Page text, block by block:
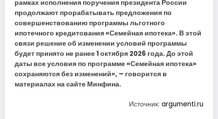
рамках исполнения поручения президента России
продолжают прорабатывать предложения по
совершенствованию программы льготного
ипотечного кредитования «Семейная ипотека». В этой
связи решение об изменении условий программы
будет принято не ранее 1 октября 2026 года. До этой
даты все условия по программе «Семейная ипотека»
сохраняются без изменений», – говорится в
материалах на сайте Минфина.
Источник: argumenti.ru